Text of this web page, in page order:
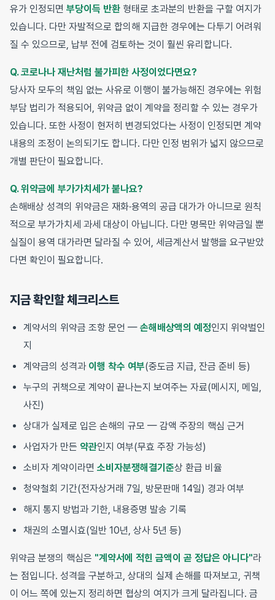
유가 인정되면 부당이득 반환 형태로 초과분의 반환을 구할 여지가
있습니다. 다만 자발적으로 합의해 지급한 경우에는 다투기 어려워
질 수 있으므로, 납부 전에 검토하는 것이 훨씬 유리합니다.
Q. 코로나나 재난처럼 불가피한 사정이었다면요?
당사자 모두의 책임 없는 사유로 이행이 불가능해진 경우에는 위험
부담 법리가 적용되어, 위약금 없이 계약을 정리할 수 있는 경우가
있습니다. 또한 사정이 현저히 변경되었다는 사정이 인정되면 계약
내용의 조정이 논의되기도 합니다. 다만 인정 범위가 넓지 않으므로
개별 판단이 필요합니다.
Q. 위약금에 부가가치세가 붙나요?
손해배상 성격의 위약금은 재화·용역의 공급 대가가 아니므로 원칙
적으로 부가가치세 과세 대상이 아닙니다. 다만 명목만 위약금일 뿐
실질이 용역 대가라면 달라질 수 있어, 세금계산서 발행을 요구받았
다면 확인이 필요합니다.
지금 확인할 체크리스트
계약서의 위약금 조항 문언 — 손해배상액의 예정인지 위약벌인
지
계약금의 성격과 이행 착수 여부(중도금 지급, 잔금 준비 등)
누구의 귀책으로 계약이 끝나는지 보여주는 자료(메시지, 메일,
사진)
상대가 실제로 입은 손해의 규모 — 감액 주장의 핵심 근거
사업자가 만든 약관인지 여부(무효 주장 가능성)
소비자 계약이라면 소비자분쟁해결기준상 환급 비율
청약철회 기간(전자상거래 7일, 방문판매 14일) 경과 여부
해지 통지 방법과 기한, 내용증명 발송 기록
채권의 소멸시효(일반 10년, 상사 5년 등)
위약금 분쟁의 핵심은 "계약서에 적힌 금액이 곧 정답은 아니다"라
는 점입니다. 성격을 구분하고, 상대의 실제 손해를 따져보고, 귀책
이 어느 쪽에 있는지 정리하면 협상의 여지가 크게 달라집니다. 금